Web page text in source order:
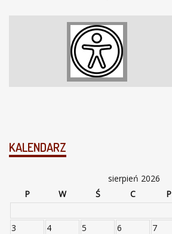
KALENDARZ
sierpień 2026
P
W Ś C P
3
4 5 6 7